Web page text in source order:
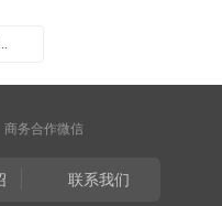
商务合作微信
联系我们